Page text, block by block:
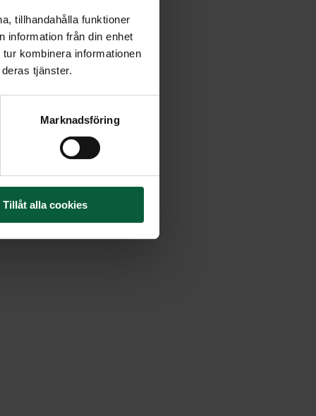
tillhandahålla funktioner
information från din enhet
kombinera informationen
tjänster.
Marknadsföring
Tillåt alla cookies